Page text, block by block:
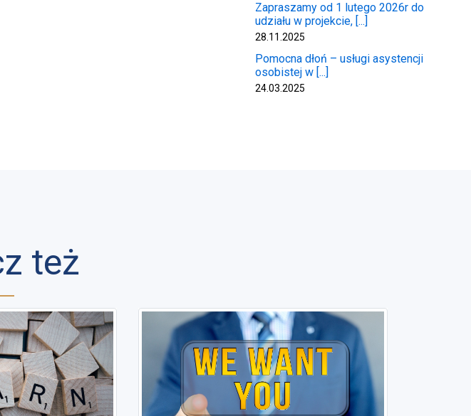
Zapraszamy od 1 lutego 2026r do
udziału w projekcie, [...]
28.11.2025
Pomocna dłoń – usługi asystencji
osobistej w [...]
24.03.2025
też